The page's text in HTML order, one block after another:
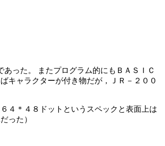
った。 またプログラム的にもＢＡＳＩＣ
キャラクターが付き物だが，ＪＲ－２００
４＊４８ドットというスペックと表面上は
った）